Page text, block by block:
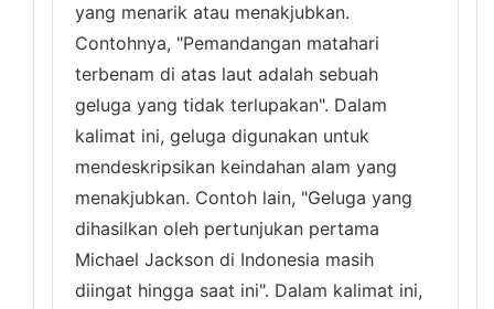
yang menarik atau menakjubkan.
Contohnya, "Pemandangan matahari
terbenam di atas laut adalah sebuah
geluga yang tidak terlupakan". Dalam
kalimat ini, geluga digunakan untuk
mendeskripsikan keindahan alam yang
menakjubkan. Contoh lain, "Geluga yang
dihasilkan oleh pertunjukan pertama
Michael Jackson di Indonesia masih
diingat hingga saat ini". Dalam kalimat ini,